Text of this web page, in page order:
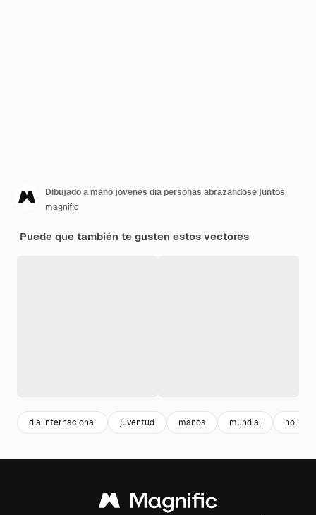
Dibujado a mano jóvenes día personas abrazándose juntos
magnific
Puede que también te gusten estos vectores
dia internacional juventud manos mundial holiday